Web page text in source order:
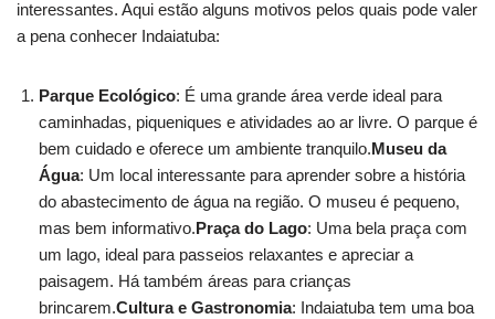
interessantes. Aqui estão alguns motivos pelos quais pode valer
a pena conhecer Indaiatuba:
Parque Ecológico: É uma grande área verde ideal para
caminhadas, piqueniques e atividades ao ar livre. O parque é
bem cuidado e oferece um ambiente tranquilo.Museu da
Água: Um local interessante para aprender sobre a história
do abastecimento de água na região. O museu é pequeno,
mas bem informativo.Praça do Lago: Uma bela praça com
um lago, ideal para passeios relaxantes e apreciar a
paisagem. Há também áreas para crianças
brincarem.Cultura e Gastronomia: Indaiatuba tem uma boa